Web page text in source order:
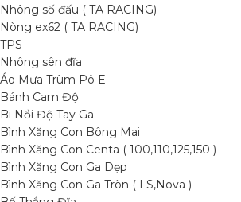
Nhông số đấu ( TA RACING)
Nòng ex62 ( TA RACING)
TPS
Nhông sên đĩa
Áo Mưa Trùm Pô E
Bánh Cam Độ
Bi Nồi Độ Tay Ga
Bình Xăng Con Bông Mai
Bình Xăng Con Centa ( 100,110,125,150 )
Bình Xăng Con Ga Dẹp
Bình Xăng Con Ga Tròn ( LS,Nova )